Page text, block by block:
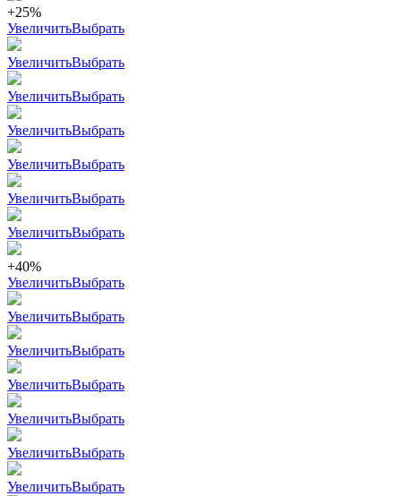
+25%
УвеличитьВыбрать
УвеличитьВыбрать
УвеличитьВыбрать
УвеличитьВыбрать
УвеличитьВыбрать
УвеличитьВыбрать
УвеличитьВыбрать
+40%
УвеличитьВыбрать
УвеличитьВыбрать
УвеличитьВыбрать
УвеличитьВыбрать
УвеличитьВыбрать
УвеличитьВыбрать
УвеличитьВыбрать